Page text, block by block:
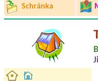
Schránka